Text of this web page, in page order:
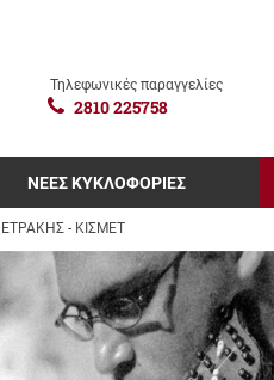
Τηλεφωνικές παραγγελίες
2810 225758
ΝΕΕΣ ΚΥΚΛΟΦΟΡΙΕΣ
- ΚΙΣΜΕΤ